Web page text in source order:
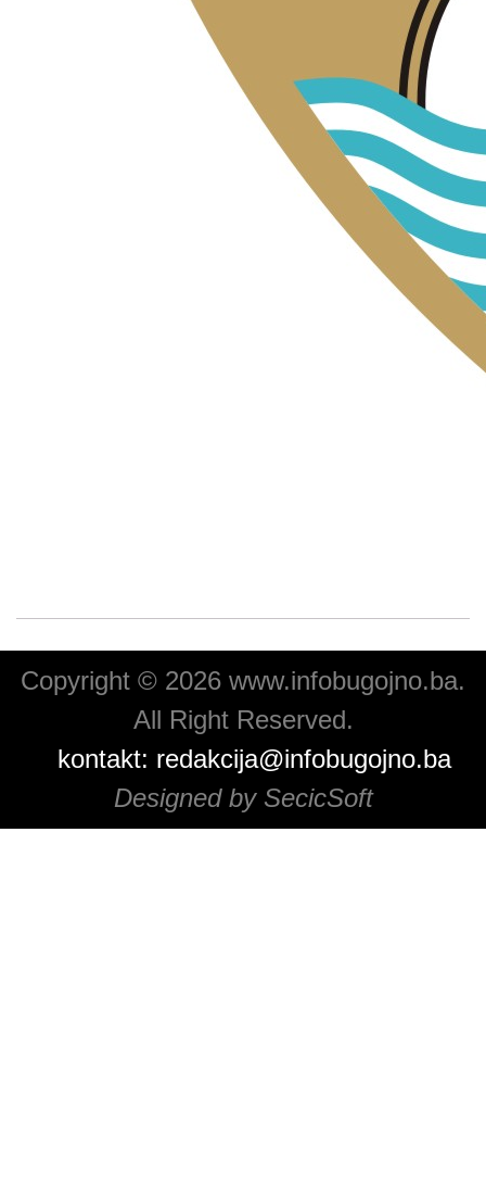
Copyright © 2026 www.infobugojno.ba.
All Right Reserved.
kontakt: redakcija@infobugojno.ba
Designed by SecicSoft